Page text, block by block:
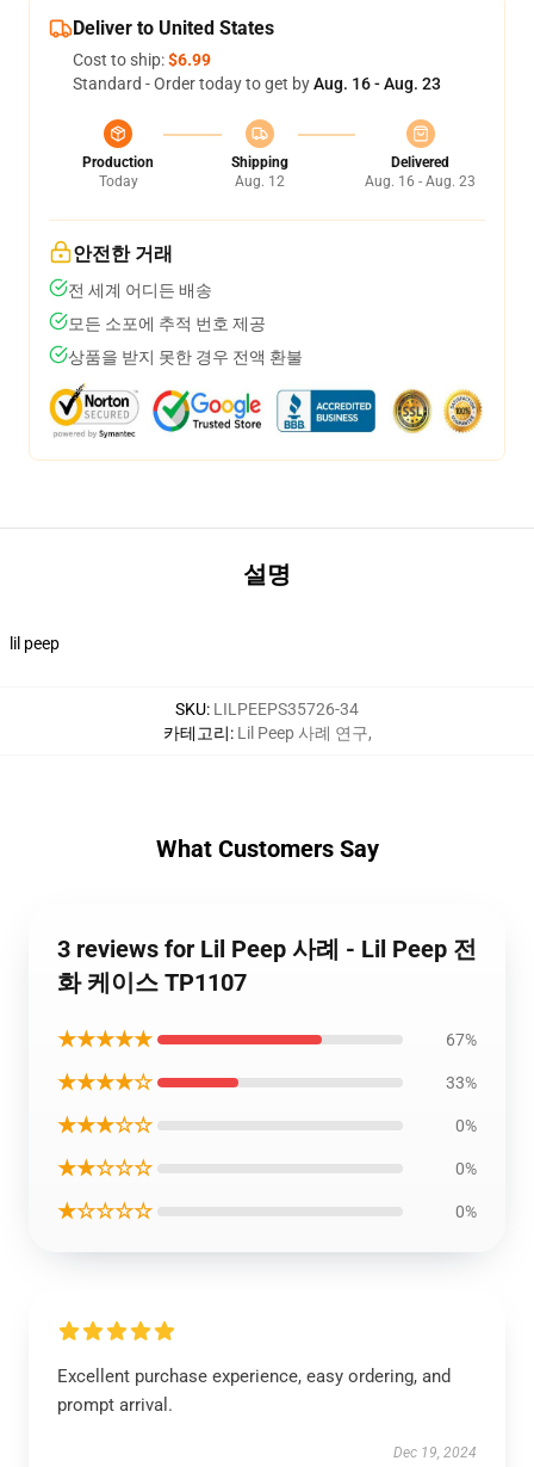
Deliver to United States
Cost to ship:$6.99
Standard - Order today to get byAug. 16 - Aug. 23
Production
Today
Shipping
Aug. 12
Delivered
Aug. 16 - Aug. 23
안전한 거래
전 세계 어디든 배송
모든 소포에 추적 번호 제공
상품을 받지 못한 경우 전액 환불
설명
lil peep
SKU: LILPEEPS35726-34
카테고리: Lil Peep 사례 연구,
What Customers Say
3 reviews for Lil Peep 사례 - Lil Peep 전
화 케이스 TP1107
★★★★★ 67%
★★★★☆ 33%
★★★☆☆ 0%
★★☆☆☆ 0%
★☆☆☆☆ 0%
Excellent purchase experience, easy ordering, and
prompt arrival.
Dec 19, 2024